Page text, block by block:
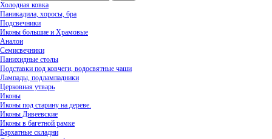
Холодная ковка
Паникадила, хоросы, бра
Подсвечники
Иконы большие и Храмовые
Аналои
Семисвечники
Панихидные столы
Подставки под ковчеги, водосвятные чаши
Лампады, подлампадники
Церковная утварь
Иконы
Иконы под старину на дереве.
Иконы Дивеевские
Иконы в багетной рамке
Бархатные складни